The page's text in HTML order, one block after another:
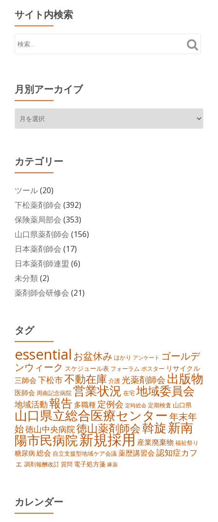
サイト内検索
月別アーカイブ
別
イ
ブ
カテゴリー
ツール(20)
下松薬剤師会 (392)
保険薬局部会 (353)
山口県薬剤師会 (156)
日本薬剤師会 (17)
日本薬剤師連盟 (6)
未分類(2)
薬剤師会研修会 (21)
タグ
essential お盆休み はかり アンケート ゴールデ
ンウィーク スケジュール表 フォーラム ポスター リサイクル
三師会 下松市不動在庫 介護光薬剤師会 出版物
医師会 周南記念病院 営業状況 在宅 地域委員会
地域活動報告 多職種 定例会 定時総会 定期検査 山口県
山口県立総合医療センター 年末年
始徳山中央病院徳山薬剤師会斡旋新南
陽市民病院新規採用 産業廃棄物 福祉祭り
糖尿病 総会 自立支援型地域ケア会議薬歴講習会 認知症カフ
ェ 調剤報酬改訂 質問 電子処方箋 麻薬
カレンダー